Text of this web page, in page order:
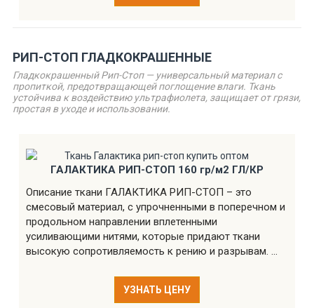
РИП-СТОП ГЛАДКОКРАШЕННЫЕ
Гладкокрашенный Рип-Стоп — универсальный материал с
пропиткой, предотвращающей поглощение влаги. Ткань
устойчива к воздействию ультрафиолета, защищает от грязи,
простая в уходе и использовании.
ГАЛАКТИКА РИП-СТОП 160 гр/м2 ГЛ/КР
Описание ткани ГАЛАКТИКА РИП-СТОП – это
смесовый материал, с упрочненными в поперечном и
продольном направлении вплетенными
усиливающими нитями, которые придают ткани
высокую сопротивляемость к рению и разрывам. ...
УЗНАТЬ ЦЕНУ